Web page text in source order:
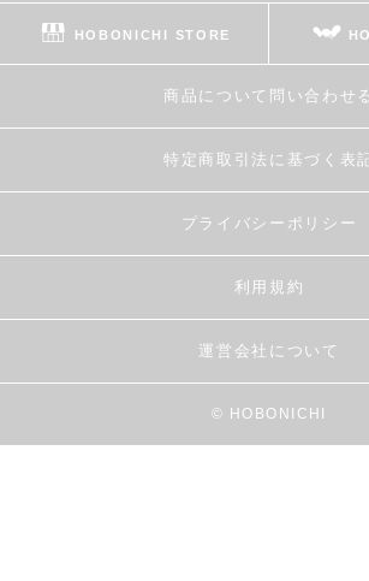
HOBONICHI STORE
商品について問い合わせる
特定商取引法に基づく表
プライバシーポリシー
利用規約
運営会社について
© HOBONICHI